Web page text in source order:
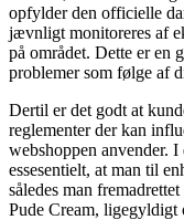
opfylder den officielle
jævnligt monitoreres af
på området. Dette er en
problemer som følge af
Dertil er det godt at
reglementer der kan
webshoppen anvender.
essesentielt, at man til
således man
Pude Cream, ligegyldigt